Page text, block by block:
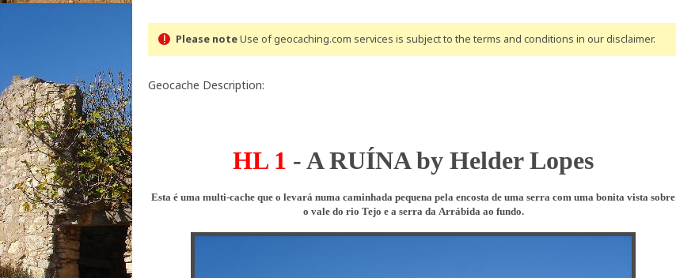
Please noteUse of geocaching.com services is subject to the terms and conditions in our disclaimer.
Geocache Description:
HL 1 - ARUÍNA by Helder Lopes
Esta é uma multi-cache que o levará numa caminhada pequena pela encosta de uma serra com uma bonita vista sobre
o vale do rio Tejo e a serra da Arrábida ao fundo.